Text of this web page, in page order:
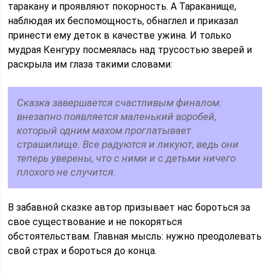
таракану и проявляют покорность. А Тараканище,
наблюдая их беспомощность, обнаглел и приказал
принести ему деток в качестве ужина. И только
мудрая Кенгуру посмеялась над трусостью зверей и
раскрыла им глаза такими словами:
Сказка завершается счастливым финалом:
внезапно появляется маленький воробей,
который одним махом проглатывает
страшилище. Все радуются и ликуют, ведь они
теперь уверены, что с ними и с детьми ничего
плохого не случится.
В забавной сказке автор призывает нас бороться за
свое существование и не покоряться
обстоятельствам. Главная мысль: нужно преодолевать
свой страх и бороться до конца.